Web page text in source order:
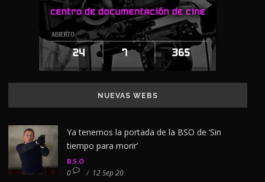
NUEVAS WEBS
Ya tenemos la portada de la BSO de ‘Sin
tiempo para morir’
B.S.O
0 / 12 Sep 20